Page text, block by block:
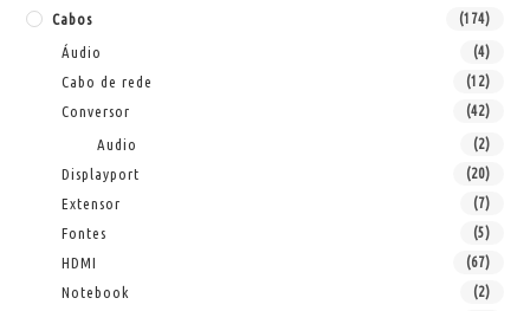
Cabos (174)
Áudio (4)
Cabo de rede (12)
Conversor (42)
Audio (2)
Displayport (20)
Extensor (7)
Fontes (5)
HDMI (67)
Notebook (2)